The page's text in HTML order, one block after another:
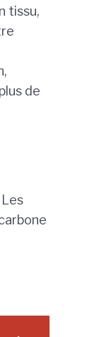
tissu,
de